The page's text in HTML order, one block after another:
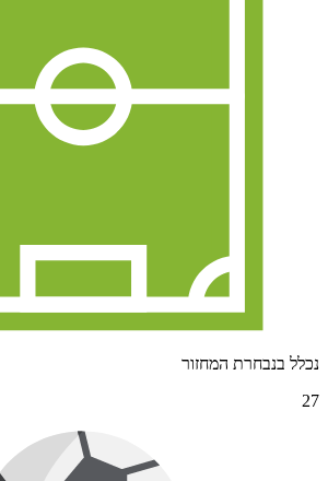
נכלל בנבחרת המחזור
27